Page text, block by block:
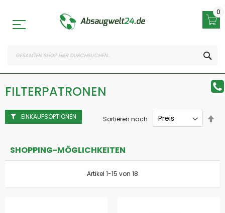
0
FILTERPATRONEN
Artikel 1-15 von 18
Sortieren nach
EINKAUFSOPTIONEN
SHOPPING-MÖGLICHKEITEN